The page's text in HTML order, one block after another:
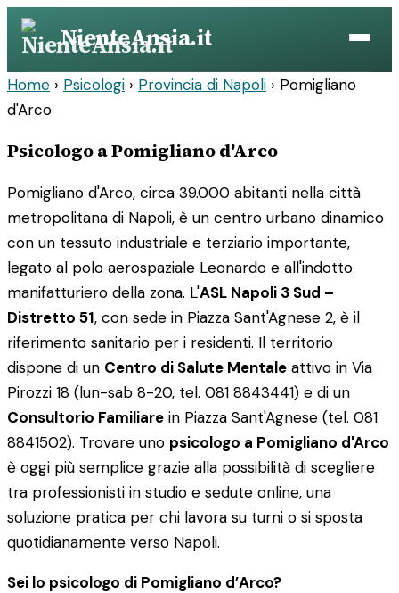
Vai
contenuto
NienteAnsia.it
Home › Psicologi › Provincia di Napoli › Pomigliano
d'Arco
Psicologo a Pomigliano d'Arco
Pomigliano d'Arco, circa 39.000 abitanti nella città
metropolitana di Napoli, è un centro urbano dinamico
con un tessuto industriale e terziario importante,
legato al polo aerospaziale Leonardo e all'indotto
manifatturiero della zona. L'ASL Napoli 3 Sud –
Distretto 51, con sede in Piazza Sant'Agnese 2, è il
riferimento sanitario per i residenti. Il territorio
dispone di un Centro di Salute Mentale attivo in Via
Pirozzi 18 (lun-sab 8-20, tel. 081 8843441) e di un
Consultorio Familiare in Piazza Sant'Agnese (tel. 081
8841502). Trovare uno psicologo a Pomigliano d'Arco
è oggi più semplice grazie alla possibilità di scegliere
tra professionisti in studio e sedute online, una
soluzione pratica per chi lavora su turni o si sposta
quotidianamente verso Napoli.
Sei lo psicologo di Pomigliano d’Arco?